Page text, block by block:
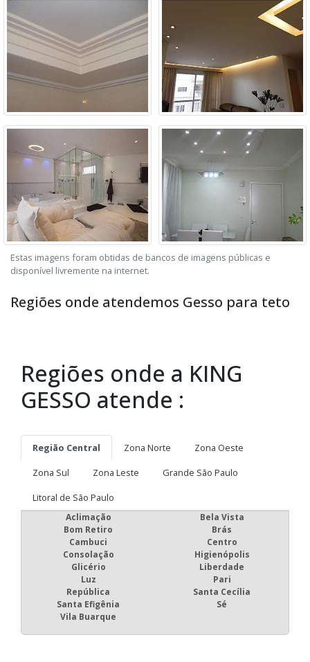
Estas imagens foram obtidas de bancos de imagens públicas e
disponível livremente na internet.
Regiões onde atendemos Gesso para teto
Regiões onde a KING
GESSO atende :
Região Central Zona Norte
Zona Oeste
Zona Sul
Zona Leste
Grande São Paulo
Litoral de São Paulo
Aclimação
Bela Vista
Bom Retiro
Brás
Cambuci
Centro
Consolação
Higienópolis
Glicério
Liberdade
Luz
Pari
República
Santa Cecília
Santa Efigênia
Sé
Vila Buarque